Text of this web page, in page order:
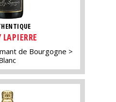
LAPIERRE
de Bourgogne